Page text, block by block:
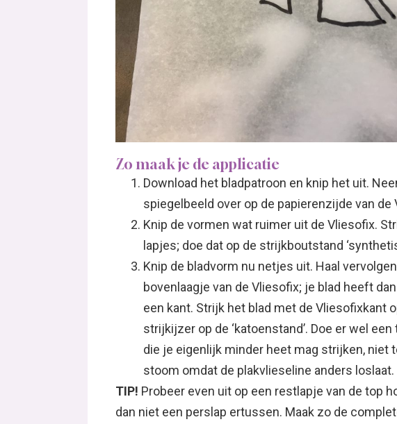
Zo maak je de applicatie
Download het bladpatroon en knip het uit.
spiegelbeeld over op de papierenzijde van de
Knip de vormen wat ruimer uit de Vliesofix.
lapjes; doe dat op de strijkboutstand
Knip de bladvorm nu netjes uit. Haal
bovenlaagje van de Vliesofix; je blad heeft
een kant. Strijk het blad met de Vliesofixkant
strijkijzer op de ‘katoenstand’. Doe er wel
die je eigenlijk minder heet mag strijken, niet
stoom omdat de plakvlieseline anders loslaat.
TIP! Probeer even uit op een restlapje van de top
dan niet een perslap ertussen. Maak zo de